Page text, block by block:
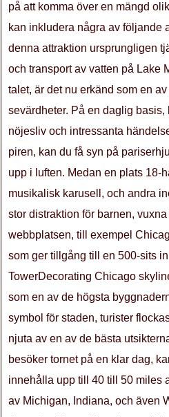
på att komma över en mängd
kan inkludera några av följande
denna attraktion ursprungligen
och transport av vatten på Lake
talet, är det nu erkänd som en
sevärdheter. På en daglig basis,
nöjesliv och intressanta
piren, kan du få syn på
upp i luften. Medan en plats 18-
musikalisk karusell, och andra
stor distraktion för barnen,
webbplatsen, till exempel
som ger tillgång till en 500-sits
TowerDecorating Chicago
som en av de högsta
symbol för staden, turister
njuta av en av de bästa
besöker tornet på en klar dag,
innehålla upp till 40 till 50 miles
av Michigan, Indiana, och även